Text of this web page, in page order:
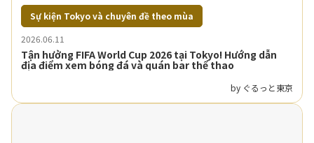
Sự kiện Tokyo và chuyên đề theo mùa
2026.06.11
Tận hưởng FIFA World Cup 2026 tại Tokyo! Hướng dẫn
địa điểm xem bóng đá và quán bar thể thao
by ぐるっと東京